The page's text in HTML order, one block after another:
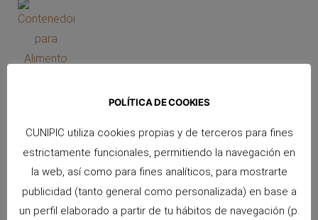
Contenedor para Alimento de Perro ERA
Ver Producto >>
POLÍTICA DE COOKIES
CUNIPIC utiliza cookies propias y de terceros para fines
estrictamente funcionales, permitiendo la navegación en
la web, así como para fines analíticos, para mostrarte
publicidad (tanto general como personalizada) en base a
un perfil elaborado a partir de tu hábitos de navegación (p.